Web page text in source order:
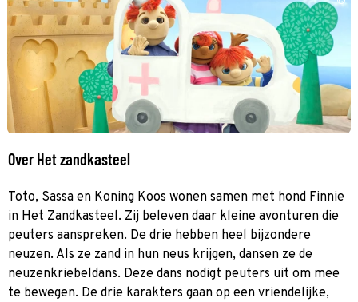
Over Het zandkasteel
Toto, Sassa en Koning Koos wonen samen met hond Finnie
in Het Zandkasteel. Zij beleven daar kleine avonturen die
peuters aanspreken. De drie hebben heel bijzondere
neuzen. Als ze zand in hun neus krijgen, dansen ze de
neuzenkriebeldans. Deze dans nodigt peuters uit om mee
te bewegen. De drie karakters gaan op een vriendelijke,